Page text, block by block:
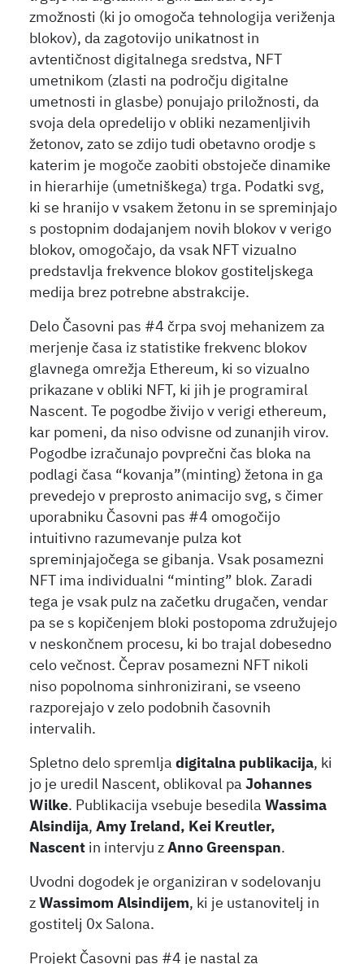
zmožnosti (ki jo omogoča tehnologija veriženja
blokov), da zagotovijo unikatnost in
avtentičnost digitalnega sredstva, NFT
umetnikom (zlasti na področju digitalne
umetnosti in glasbe) ponujajo priložnosti, da
svoja dela opredelijo v obliki nezamenljivih
žetonov, zato se zdijo tudi obetavno orodje s
katerim je mogoče zaobiti obstoječe dinamike
in hierarhije (umetniškega) trga. Podatki svg,
ki se hranijo v vsakem žetonu in se spreminjajo
s postopnim dodajanjem novih blokov v verigo
blokov, omogočajo, da vsak NFT vizualno
predstavlja frekvence blokov gostiteljskega
medija brez potrebne abstrakcije.
Delo Časovni pas #4 črpa svoj mehanizem za
merjenje časa iz statistike frekvenc blokov
glavnega omrežja Ethereum, ki so vizualno
prikazane v obliki NFT, ki jih je programiral
Nascent. Te pogodbe živijo v verigi ethereum,
kar pomeni, da niso odvisne od zunanjih virov.
Pogodbe izračunajo povprečni čas bloka na
podlagi časa “kovanja”(minting) žetona in ga
prevedejo v preprosto animacijo svg, s čimer
uporabniku Časovni pas #4 omogočijo
intuitivno razumevanje pulza kot
spreminjajočega se gibanja. Vsak posamezni
NFT ima individualni “minting” blok. Zaradi
tega je vsak pulz na začetku drugačen, vendar
pa se s kopičenjem bloki postopoma združujejo
v neskončnem procesu, ki bo trajal dobesedno
celo večnost. Čeprav posamezni NFT nikoli
niso popolnoma sinhronizirani, se vseeno
razporejajo v zelo podobnih časovnih
intervalih.
Spletno delo spremljadigitalna publikacija, ki
jo je uredil Nascent, oblikoval paJohannes
Wilke. Publikacija vsebuje besedilaWassima
Alsindija,Amy Ireland, Kei Kreutler,
Nascent in intervju zAnno Greenspan.
Uvodni dogodek je organiziran v sodelovanju
zWassimom Alsindijem, ki je ustanovitelj in
gostitelj 0x Salona.
Projekt Časovni pas #4 je nastal za